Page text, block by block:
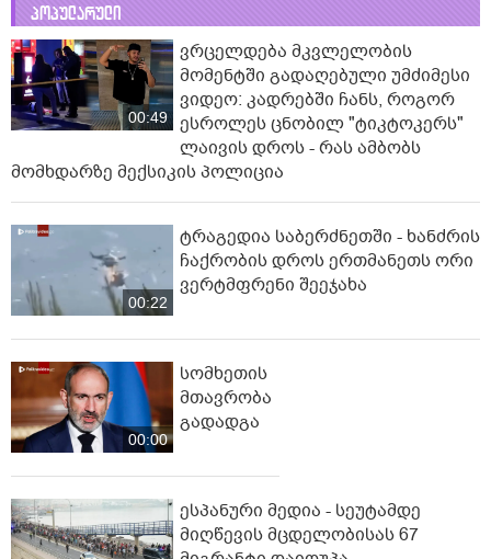
პოპულარული
00:49
ვრცელდება მკვლელობის
მომენტში გადაღებული უმძიმესი
ვიდეო: კადრებში ჩანს, როგორ
ესროლეს ცნობილ "ტიკტოკერს"
ლაივის დროს - რას ამბობს
მომხდარზე მექსიკის პოლიცია
00:22
ტრაგედია საბერძნეთში - ხანძრის
ჩაქრობის დროს ერთმანეთს ორი
ვერტმფრენი შეეჯახა
00:00
სომხეთის
მთავრობა
გადადგა
ესპანური მედია - სეუტამდე
მიღწევის მცდელობისას 67